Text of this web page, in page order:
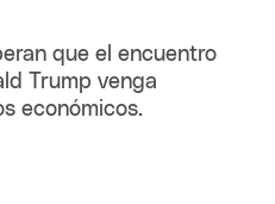
que el encuentro
Trump venga
económicos.